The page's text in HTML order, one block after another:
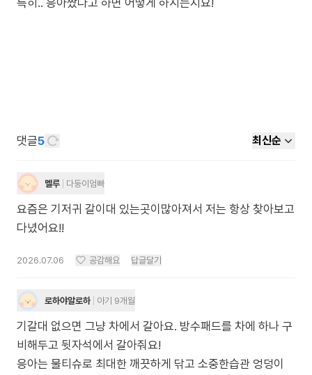
특히.. 응아쌌다고 하면 어떻게 하시는지요!
댓글5 최신순
멜루 다둥이엄빠
요즘은 기저귀 갈이대 있는곳이많아져서 저는 항상 찾아보고
다녔어요!!
2026.07.06 공감해요 답글달기
로하야알로하 아기 9개월
기갈대 없으면 그냥 차에서 갈아요. 방수패드를 차에 하나 구
비해두고 뒷자석에서 갈아줘요!
응아는 물티슈로 최대한 깨끗하게 닦고 소중한습관 엉덩이